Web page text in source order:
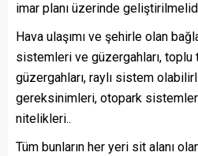
imar planı üzerinde
Hava ulaşımı ve şehirle olan
sistemleri ve güzergahları, toplu
güzergahları, raylı sistem
gereksinimleri, otopark
nitelikleri..
Tüm bunların her yeri sit alanı